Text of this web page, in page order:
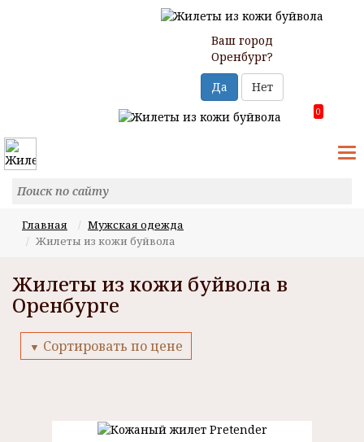
Ваш город
Оренбург?
Да
Нет
0
Главная
Мужская одежда
Жилеты из кожи буйвола
Жилеты из кожи буйвола в
Оренбурге
▼ Сортировать по цене